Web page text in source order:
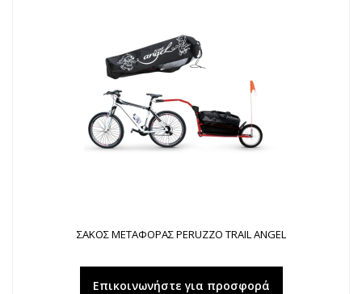
ΣΑΚΟΣ ΜΕΤΑΦΟΡΑΣ PERUZZO TRAIL ANGEL
Επικοινωνήστε για προσφορά